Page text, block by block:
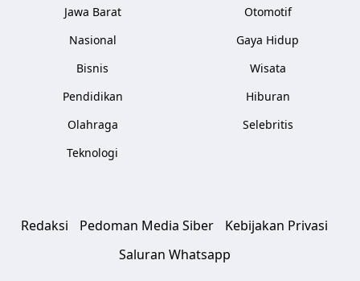
Jawa Barat
Nasional
Bisnis
Pendidikan
Olahraga
Teknologi
Otomotif
Gaya Hidup
Wisata
Hiburan
Selebritis
Redaksi Pedoman Media Siber
Kebijakan Privasi
Saluran Whatsapp